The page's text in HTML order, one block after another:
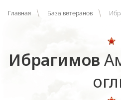
Главная База ветеранов
Ибрагимов